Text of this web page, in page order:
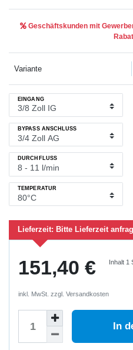
Geschäftskunden mit
Variante
EINGANG
BYPASS ANSCHLUSS
DURCHFLUSS
TEMPERATUR
Lieferzeit: Bitte Lieferzeit
151,40 € Inhalt 1
inkl. MwSt. zzgl. Versandkosten
In